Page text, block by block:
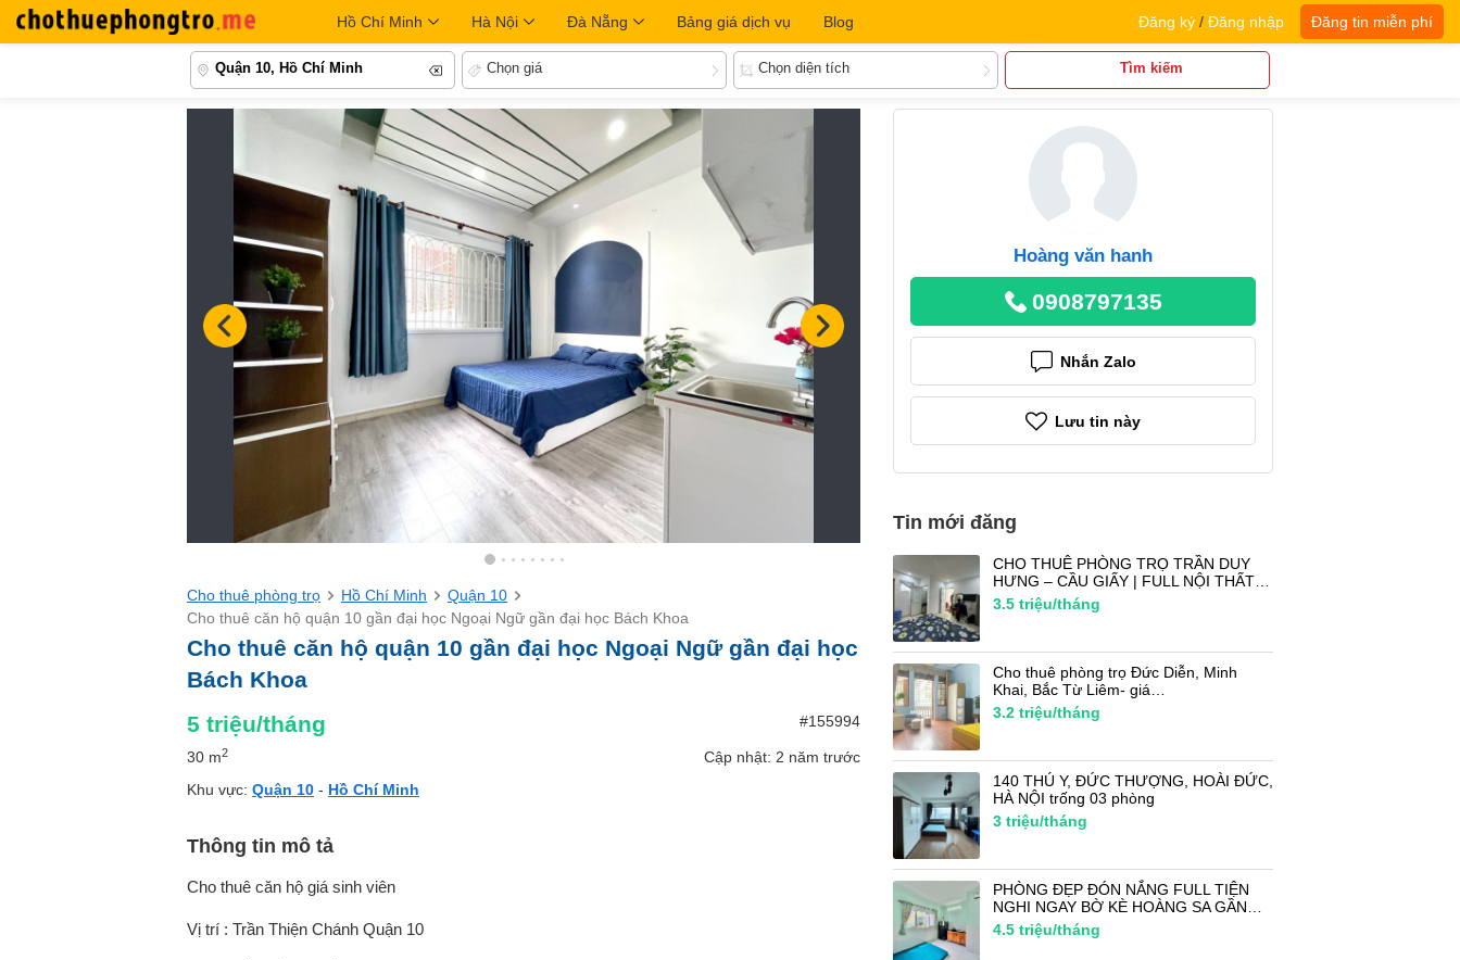
Hồ Chí Minh Hà Nội Đà Nẵng Bảng giá dịch vụ Blog Đăng ký / Đăng nhập Đăng tin miễn phí
Quận 10, Hồ Chí Minh Chọn giá Chọn diện tích Tìm kiếm
Cho thuê phòng trọ Hồ Chí Minh
Quận 10
Cho thuê căn hộ quận 10 gần đại học Ngoại Ngữ gần đại học Bách Khoa
Cho thuê căn hộ quận 10 gần đại học Ngoại Ngữ gần đại học
Bách Khoa
5 triệu/tháng #155994
30 m2
Cập nhật: 2 năm trước
Khu vực: Quận 10 - Hồ Chí Minh
Thông tin mô tả
Cho thuê căn hộ giá sinh viên
Vị trí : Trần Thiện Chánh Quận 10
Hoàng văn hanh
0908797135
Nhắn Zalo
Lưu tin này
Tin mới đăng
CHO THUÊ PHÒNG TRỌ TRẦN DUY
HƯNG – CẦU GIẤY | FULL NỘI THẤT…
3.5 triệu/tháng
Cho thuê phòng trọ Đức Diễn, Minh
Khai, Bắc Từ Liêm- giá…
3.2 triệu/tháng
140 THÚ Y, ĐỨC THƯỢNG, HOÀI ĐỨC,
HÀ NỘI trống 03 phòng
3 triệu/tháng
PHÒNG ĐẸP ĐÓN NẮNG FULL TIỆN
NGHI NGAY BỜ KÈ HOÀNG SA GẦN…
4.5 triệu/tháng